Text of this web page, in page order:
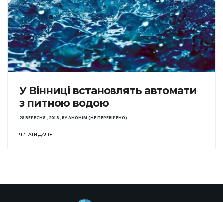
У Вінниці встановлять автомати
з питною водою
28 ВЕРЕСНЯ , 2018,BYАНОНІМ (НЕ ПЕРЕВІРЕНО)
ЧИТАТИ ДАЛІ